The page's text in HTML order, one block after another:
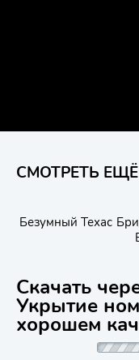
СМОТРЕТЬ
Безумный Техас
Скачать
Укрытие
хорошем